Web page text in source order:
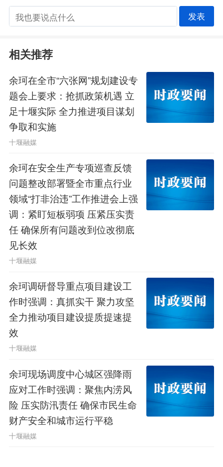
度，提升资金使用效率，确保应支尽
支、应支快支。
余珂强调，财源建设是一项系统工
程，需要全市上下齐心协力、一盘棋推
进。要加强联动聚合力，健全统筹推进
机制，加强季度会商、信息共享、督查
督办，及时解决工作中的难点问题；始
终树立和践行正确政绩观，既要千方百
计培植财源、稳增长、保发展，也要有
力有序压减债务、防风险、守底线，以
务实担当推动各项工作部署落到实处，
为全市经济社会高质量发展筑牢财税支
市领导周智勇参加会议。
编辑：陈琦
13
发表
相关推荐
余珂在全市“六张网”规划建设专
题会上要求：抢抓政策机遇 立
足十堰实际 全力推进项目谋划
争取和实施
十堰融媒
余珂在安全生产专项巡查反馈
问题整改部署暨全市重点行业
领域“打非治违”工作推进会上强
调：紧盯短板弱项 压紧压实责
任 确保所有问题改到位改彻底
见长效
十堰融媒
余珂调研督导重点项目建设工
作时强调：真抓实干 聚力攻坚
全力推动项目建设提质提速提
效
十堰融媒
余珂现场调度中心城区强降雨
应对工作时强调：聚焦内涝风
险 压实防汛责任 确保市民生命
财产安全和城市运行平稳
十堰融媒